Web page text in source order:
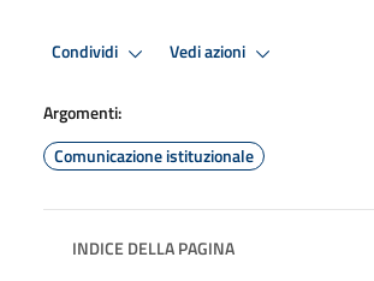
Condividi Vedi azioni
Argomenti:
Comunicazione istituzionale
INDICE DELLA PAGINA